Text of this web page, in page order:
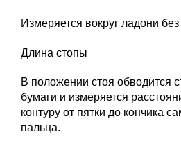
Измеряется вокруг ладони
Длина стопы
В положении стоя обводится
бумаги и измеряется
контуру от пятки до кончика
пальца.